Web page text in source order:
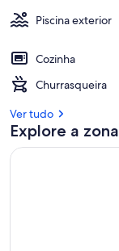
Piscina exterior
Cozinha
Churrasqueira
Ver tudo
Explore a zona